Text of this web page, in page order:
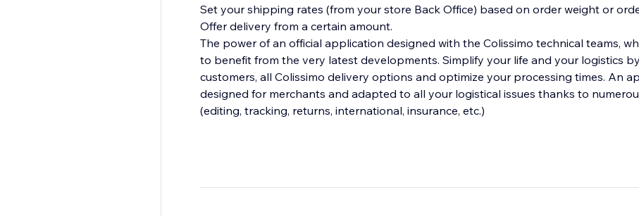
Set your shipping rates (from your store Back Office) based on order weight or
Offer delivery from a certain amount.
The power of an official application designed with the Colissimo technical teams,
to benefit from the very latest developments. Simplify your life and your logistics
customers, all Colissimo delivery options and optimize your processing times. An
designed for merchants and adapted to all your logistical issues thanks to
(editing, tracking, returns, international, insurance, etc.)